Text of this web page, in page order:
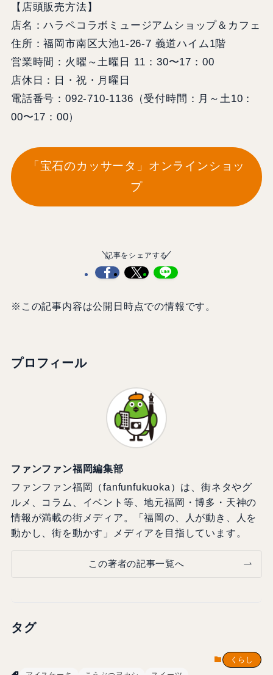
【店頭販売方法】
店名：ハラペコラボミュージアムショップ＆カフェ
住所：福岡市南区大池1-26-7 義道ハイム1階
営業時間：火曜～土曜日 11：30〜17：00
店休日：日・祝・月曜日
電話番号：092-710-1136（受付時間：月～土10：
00〜17：00）
「宝石のカッサータ」オンラインショッ
プ
記事をシェアする
※この記事内容は公開日時点での情報です。
プロフィール
ファンファン福岡編集部
ファンファン福岡（fanfunfukuoka）は、街ネタやグ
ルメ、コラム、イベント等、地元福岡・博多・天神の
情報が満載の街メディア。「福岡の、人が動き、人を
動かし、街を動かす」メディアを目指しています。
この著者の記事一覧へ
タグ
くらし